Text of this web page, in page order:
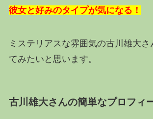
彼女と好みのタイプが気になる！
ミステリアスな雰囲気の古川雄大さ
てみたいと思います。
古川雄大さんの簡単なプロフィ